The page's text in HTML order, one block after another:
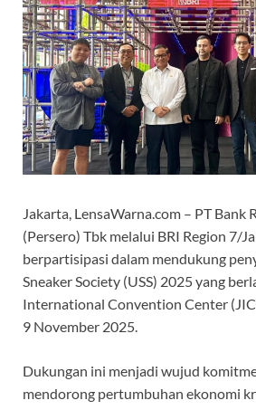
Jakarta, LensaWarna.com – PT Bank
(Persero) Tbk melalui BRI Region 7/
berpartisipasi dalam mendukung
Sneaker Society (USS) 2025 yang
International Convention Center
9 November 2025.
Dukungan ini menjadi wujud
mendorong pertumbuhan ekonomi